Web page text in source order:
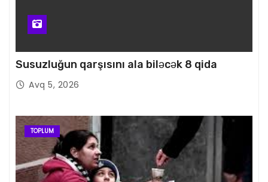
Susuzluğun qarşısını ala biləcək 8 qida
Avq 5, 2026
TOPLUM